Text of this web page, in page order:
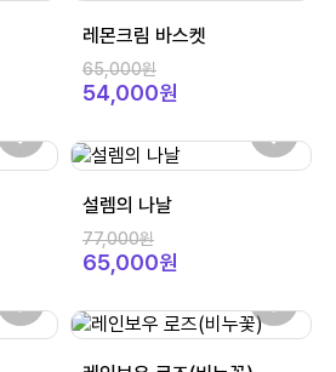
레몬크림 바스켓
65,000원
54,000원
설렘의 나날
77,000원
65,000원